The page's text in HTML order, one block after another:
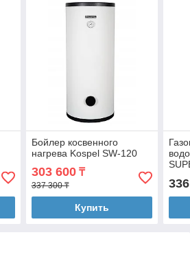
Бойлер косвенного
нагрева Kospel SW-120
303 600₸
337 300 ₸
Купить